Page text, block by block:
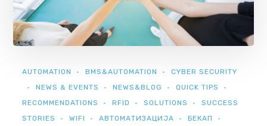
AUTOMATION BMS&AUTOMATION
CYBER SECURITY
NEWS & EVENTS
NEWS&BLOG
QUICK TIPS
RECOMMENDATIONS
RFID SOLUTIONS
SUCCESS
STORIES
WIFI АВТОМАТИЗАЦИЈА
БЕКАП